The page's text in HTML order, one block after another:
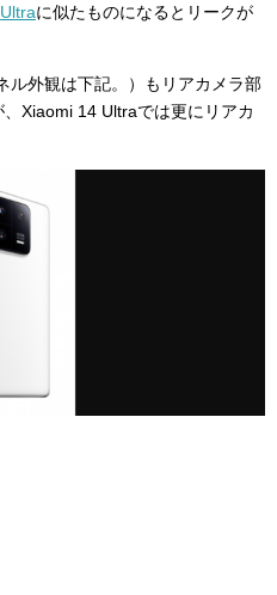
に似たものになるとリークが
ル外観は下記。）もリアカメラ部
Xiaomi 14 Ultraでは更にリアカ